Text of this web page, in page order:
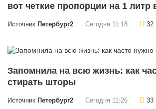
вот четкие пропорции на 1 литр
Источник Петербург2 Сегодня 11:18 32
Запомнила на всю жизнь: как
стирать шторы
Источник Петербург2 Сегодня 11:26 33